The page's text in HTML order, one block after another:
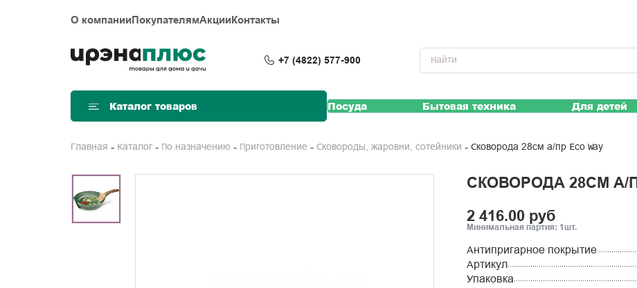
О компанииПокупателямАкцииКонтакты
+7 (4822) 577-900
Каталог товаров Посуда Бытовая техника Для детей
Главная Каталог По назначению Приготовление Сковороды, жаровни, сотейники Сковорода 28см а/пр Eco Way
СКОВОРОДА 28СМ А/
2 416.00 руб
Минимальная партия: 1шт.
Антипригарное покрытие
Артикул
Упаковка